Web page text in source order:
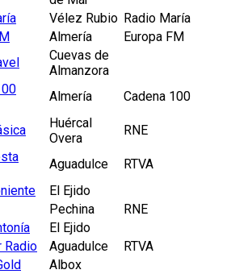
Vélez Rubio Radio María
Almería
Europa FM
Cuevas de
Almanzora
Almería Cadena 100
Huércal
Overa
RNE
Aguadulce
RTVA
El Ejido
Pechina
RNE
El Ejido
Radio Aguadulce
RTVA
Albox